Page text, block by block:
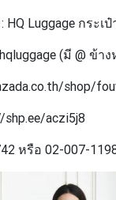
HQ Luggage กระ
(มี @ ข้า
shop/
shp.ee/aczi5j8
หรือ 02-007-